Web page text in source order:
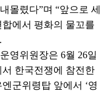
몰렸다”며 “앞으로 세
에서 평화의 물꼬를
.
영위원장은 6월 26일
한국전쟁에 참전한
엔군위령탑 앞에서 ‘영